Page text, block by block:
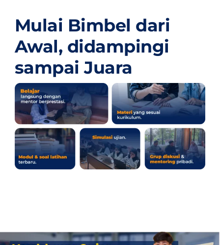
Mulai Bimbel dari
Awal, didampingi
sampai Juara